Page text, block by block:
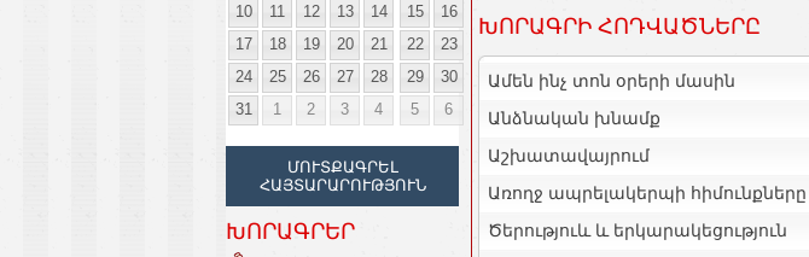
10
11 12 13 14 15
16
17
18 19 20 21 22
23
24
25 26 27 28 29
30
31
1 2 3 4 5 6
ՄՈՒՏՔԱԳՐԵԼ
ՀԱՅՏԱՐԱՐՈՒԹՅՈՒՆ
ԽՈՐԱԳՐԵՐ
ԽՈՐԱԳՐԻ ՀՈԴՎԱԾՆԵՐԸ
Ամեն ինչ տոն օրերի մասին
Անձնական խնամք
Աշխատավայրում
Առողջ ապրելակերպի հիմունքները
Ծերություև և երկարակեցություն